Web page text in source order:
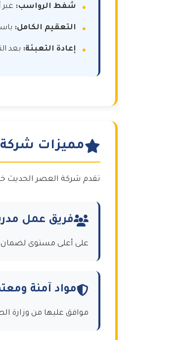
شفط الرواسب:
التعقيم الكامل:
إعادة التعبئة: بعد
مميزات
تقدم شركة العصر الحديث
فريق عمل
على أعلى مستوى
مواد آمنة
موافق عليها من وزارة